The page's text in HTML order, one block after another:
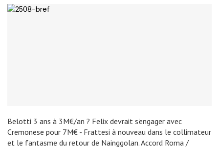
Belotti 3 ans à 3M€/an ? Felix devrait s'engager avec
Cremonese pour 7M€ - Frattesi à nouveau dans le collimateur
et le fantasme du retour de Nainggolan. Accord Roma /